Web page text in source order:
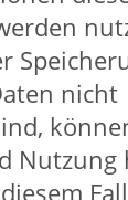
werden.
Ihnen
zur
an.
sich dann,